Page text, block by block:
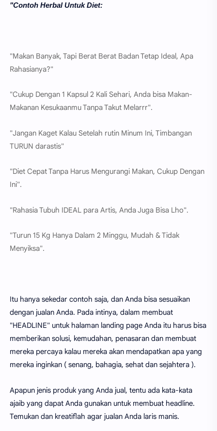
"Contoh Herbal Untuk Diet:
"Makan Banyak, Tapi Berat Berat Badan Tetap Ideal, Apa
Rahasianya?"
"Cukup Dengan 1 Kapsul 2 Kali Sehari, Anda bisa Makan-
Makanan Kesukaanmu Tanpa Takut Melarrr".
"Jangan Kaget Kalau Setelah rutin Minum Ini, Timbangan
TURUN darastis"
"Diet Cepat Tanpa Harus Mengurangi Makan, Cukup Dengan
Ini".
"Rahasia Tubuh IDEAL para Artis, Anda Juga Bisa Lho".
"Turun 15 Kg Hanya Dalam 2 Minggu, Mudah & Tidak
Menyiksa".
Itu hanya sekedar contoh saja, dan Anda bisa sesuaikan
dengan jualan Anda. Pada intinya, dalam membuat
"HEADLINE" untuk halaman landing page Anda itu harus bisa
memberikan solusi, kemudahan, penasaran dan membuat
mereka percaya kalau mereka akan mendapatkan apa yang
mereka inginkan ( senang, bahagia, sehat dan sejahtera ).
Apapun jenis produk yang Anda jual, tentu ada kata-kata
ajaib yang dapat Anda gunakan untuk membuat headline.
Temukan dan kreatiflah agar jualan Anda laris manis.